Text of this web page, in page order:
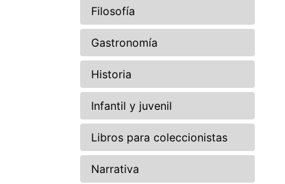
Filosofía
Gastronomía
Historia
Infantil y juvenil
Libros para coleccionistas
Narrativa